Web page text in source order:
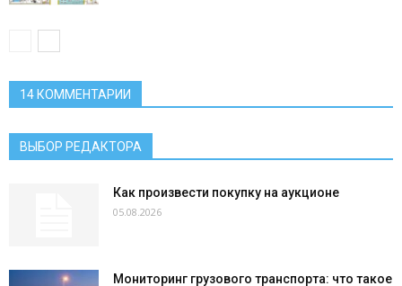
14 КОММЕНТАРИИ
ВЫБОР РЕДАКТОРА
Как произвести покупку на аукционе
05.08.2026
Мониторинг грузового транспорта: что такое